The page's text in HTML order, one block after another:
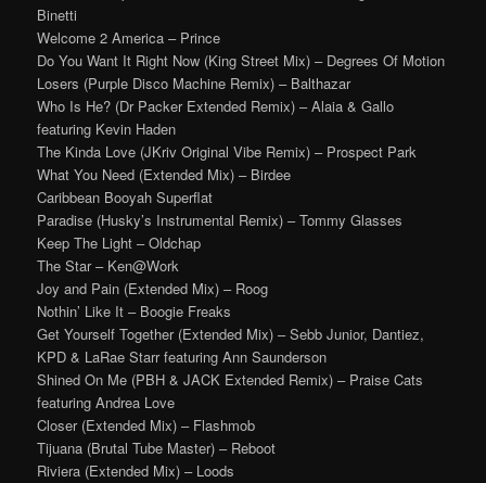
Binetti
Welcome 2 America – Prince
Do You Want It Right Now (King Street Mix) – Degrees Of Motion
Losers (Purple Disco Machine Remix) – Balthazar
Who Is He? (Dr Packer Extended Remix) – Alaia & Gallo
featuring Kevin Haden
The Kinda Love (JKriv Original Vibe Remix) – Prospect Park
What You Need (Extended Mix) – Birdee
Caribbean Booyah Superflat
Paradise (Husky’s Instrumental Remix) – Tommy Glasses
Keep The Light – Oldchap
The Star – Ken@Work
Joy and Pain (Extended Mix) – Roog
Nothin’ Like It – Boogie Freaks
Get Yourself Together (Extended Mix) – Sebb Junior, Dantiez,
KPD & LaRae Starr featuring Ann Saunderson
Shined On Me (PBH & JACK Extended Remix) – Praise Cats
featuring Andrea Love
Closer (Extended Mix) – Flashmob
Tijuana (Brutal Tube Master) – Reboot
Riviera (Extended Mix) – Loods